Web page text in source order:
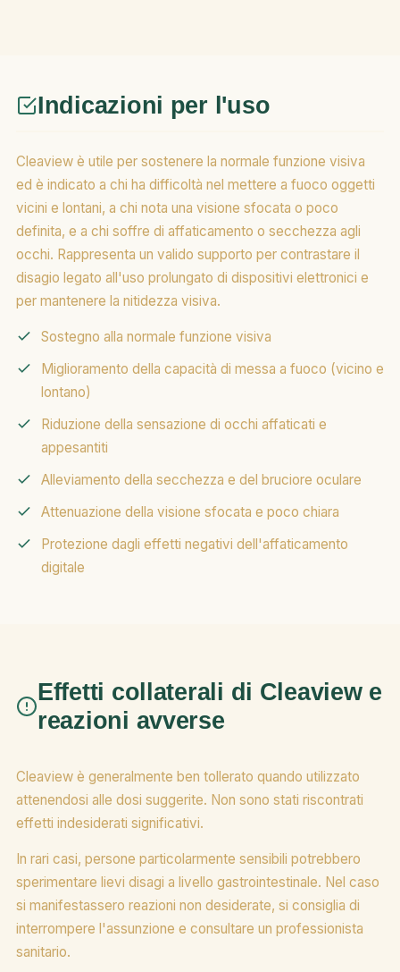
Indicazioni per l'uso
Cleaview è utile per sostenere la normale funzione visiva
ed è indicato a chi ha difficoltà nel mettere a fuoco oggetti
vicini e lontani, a chi nota una visione sfocata o poco
definita, e a chi soffre di affaticamento o secchezza agli
occhi. Rappresenta un valido supporto per contrastare il
disagio legato all'uso prolungato di dispositivi elettronici e
per mantenere la nitidezza visiva.
Sostegno alla normale funzione visiva
Miglioramento della capacità di messa a fuoco (vicino e
lontano)
Riduzione della sensazione di occhi affaticati e
appesantiti
Alleviamento della secchezza e del bruciore oculare
Attenuazione della visione sfocata e poco chiara
Protezione dagli effetti negativi dell'affaticamento
digitale
Effetti collaterali di Cleaview e
reazioni avverse
Cleaview è generalmente ben tollerato quando utilizzato
attenendosi alle dosi suggerite. Non sono stati riscontrati
effetti indesiderati significativi.
In rari casi, persone particolarmente sensibili potrebbero
sperimentare lievi disagi a livello gastrointestinale. Nel caso
si manifestassero reazioni non desiderate, si consiglia di
interrompere l'assunzione e consultare un professionista
sanitario.